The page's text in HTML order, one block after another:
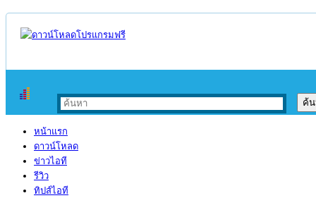
หน้าแรก
ดาวน์โหลด
ข่าวไอที
รีวิว
ทิปส์ไอที